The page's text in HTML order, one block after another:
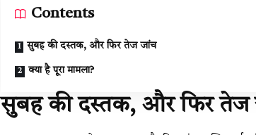
Contents
सुबह की दस्तक, और फिर तेज जांच
क्या है पूरा मामला?
सुबह की दस्तक, और फिर तेज